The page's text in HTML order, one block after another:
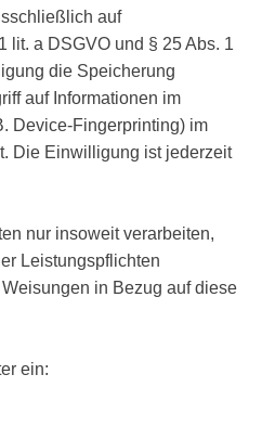
auf
lit. a DSGVO und § 25 Abs. 1
die Speicherung
auf Informationen im
Device-Fingerprinting) im
Die Einwilligung ist jederzeit
nur insoweit verarbeiten,
Leistungspflichten
in Bezug auf diese
ein: